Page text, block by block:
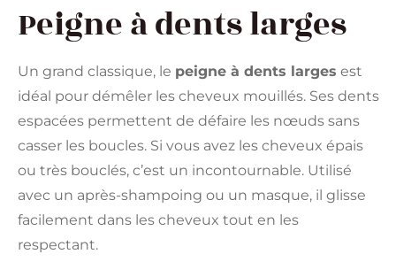
Peigne à dents larges
Un grand classique, le peigne à dents larges est
idéal pour démêler les cheveux mouillés. Ses dents
espacées permettent de défaire les nœuds sans
casser les boucles. Si vous avez les cheveux épais
ou très bouclés, c’est un incontournable. Utilisé
avec un après-shampoing ou un masque, il glisse
facilement dans les cheveux tout en les
respectant.